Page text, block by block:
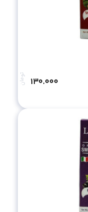
تومان 130.000